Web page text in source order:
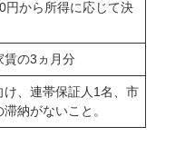
円から所得に応じて決
賃の3ヵ月分
け、連帯保証人1名、市
納がないこと。